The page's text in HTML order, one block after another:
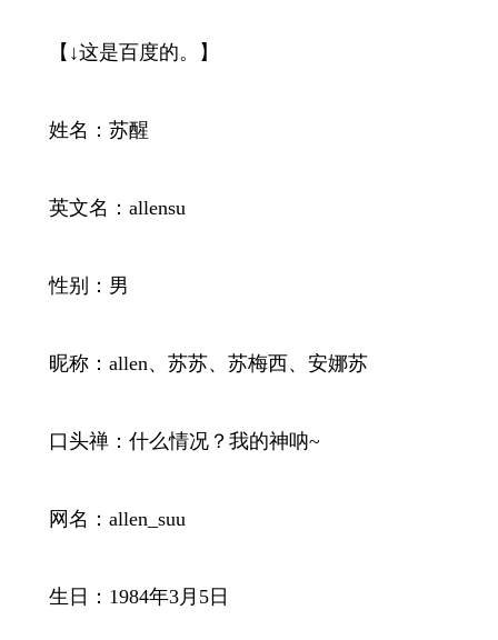
【↓这是百度的。】
姓名：苏醒
英文名：allensu
性别：男
昵称：allen、苏苏、苏梅西、安娜苏
口头禅：什么情况？我的神呐~
网名：allen_suu
生日：1984年3月5日